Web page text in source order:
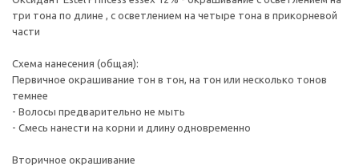
три тона по длине , с осветлением на четыре тона в прикорневой
части
Схема нанесения (общая):
Первичное окрашивание тон в тон, на тон или несколько тонов
темнее
- Волосы предварительно не мыть
- Смесь нанести на корни и длину одновременно
Вторичное окрашивание